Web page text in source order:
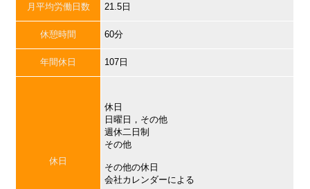
月平均労働日数 21.5日
休憩時間 60分
年間休日 107日
休日
休日
日曜日，その他
週休二日制
その他
その他の休日
会社カレンダーによる